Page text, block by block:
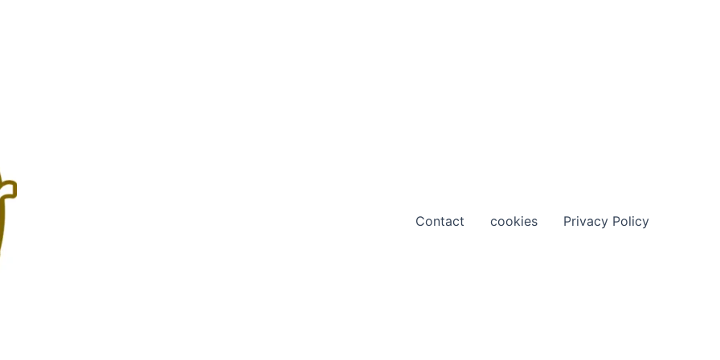
Contact cookies Privacy Policy